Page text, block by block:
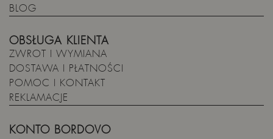
BLOG
OBSŁUGA KLIENTA
ZWROT I WYMIANA
DOSTAWA I PŁATNOŚCI
POMOC I KONTAKT
REKLAMACJE
KONTO BORDOVO